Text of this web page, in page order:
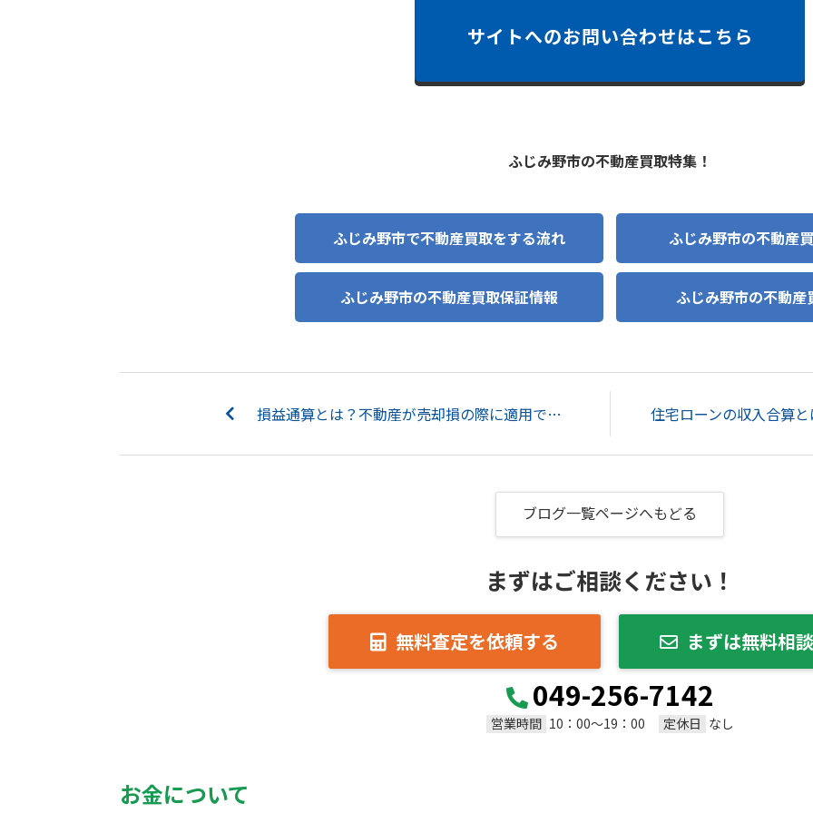
サイトへのお問い合わせはこちら
ふじみ野市の不動産買取特集！
ふじみ野市で不動産買取をする流れ ふじみ野市の不動産
ふじみ野市の不動産買取保証情報 ふじみ野市の不動産
損益通算とは？不動産が売却損の際に適用できる要件と注意点をご紹介！...
ブログ一覧ページへもどる
まずはご相談ください！
無料査定を依頼する まずは無料相
049-256-7142
営業時間 10：00～19：00 定休日 なし
お金について